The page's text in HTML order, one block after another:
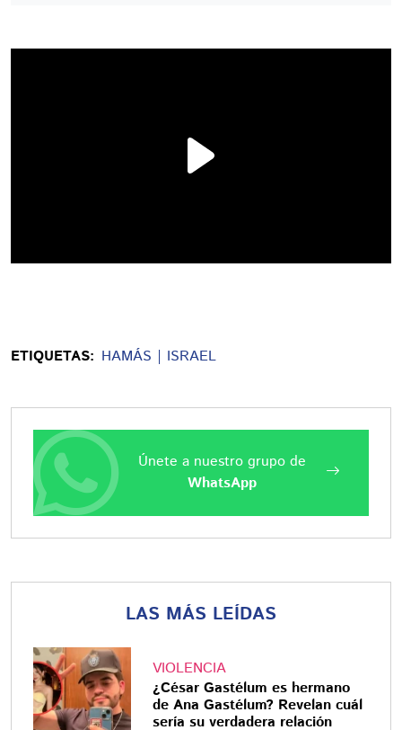
ETIQUETAS: HAMÁS ISRAEL
Únete a nuestro grupo de
WhatsApp
LAS MÁS LEÍDAS
VIOLENCIA
¿César Gastélum es hermano
de Ana Gastélum? Revelan cuál
sería su verdadera relación